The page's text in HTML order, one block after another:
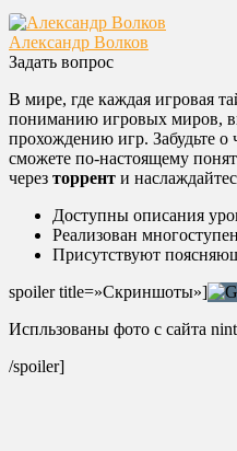
Александр Волков
Задать вопрос
В мире, где каждая игровая
пониманию игровых миров,
прохождению игр. Забудьте о
сможете по-настоящему
через торрент и
Доступны описания
Реализован
Присутствуют
spoiler title=»Скриншоты»]
Испльзованы фото с сайта
/spoiler]